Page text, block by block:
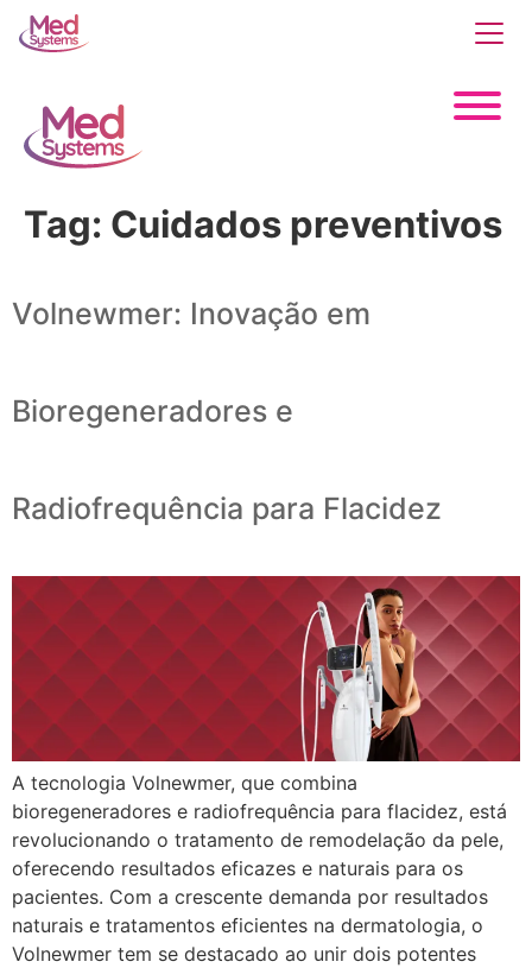
Tag: Cuidados preventivos
Volnewmer: Inovação em
Bioregeneradores e
Radiofrequência para Flacidez
A tecnologia Volnewmer, que combina
bioregeneradores e radiofrequência para flacidez, está
revolucionando o tratamento de remodelação da pele,
oferecendo resultados eficazes e naturais para os
pacientes. Com a crescente demanda por resultados
naturais e tratamentos eficientes na dermatologia, o
Volnewmer tem se destacado ao unir dois potentes